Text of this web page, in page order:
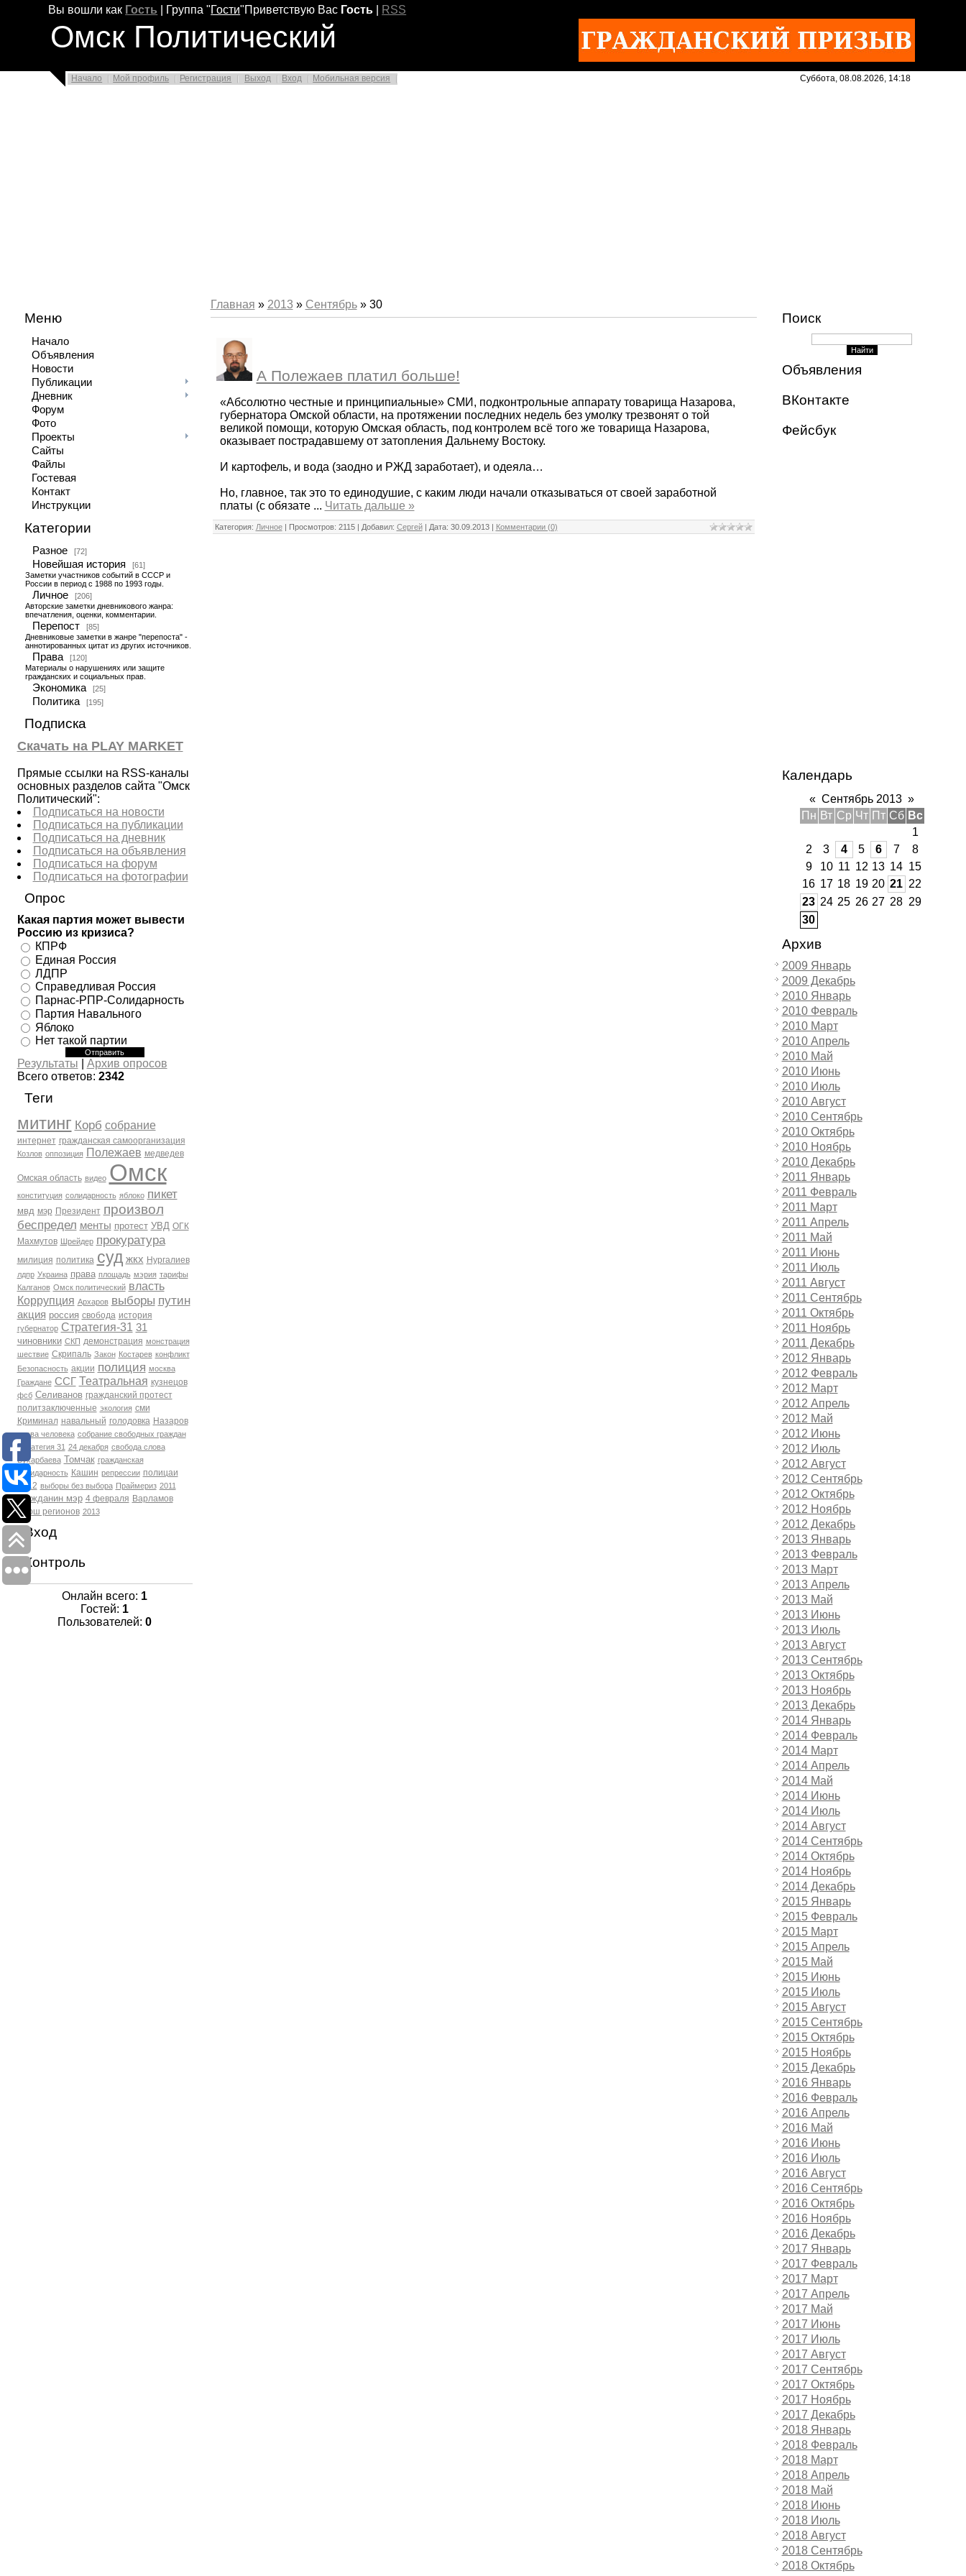
Вы вошли как Гость Группа "Гости"Приветствую Вас Гость RSS
Омск Политический
Начало Мой профиль Регистрация Выход Вход Мобильная версия Суббота, 08.08.2026, 14:18
Меню
Начало
Объявления
Новости
Публикации
Дневник
Форум
Фото
Проекты
Сайты
Файлы
Гостевая
Контакт
Инструкции
Категории
Разное [72]
Новейшая история
[61]
Заметки участников событий в СССР и
России в период с 1988 по 1993 годы.
Личное
[206]
Авторские заметки дневникового жанра:
впечатления, оценки, комментарии.
Перепост
[85]
Дневниковые заметки в жанре "перепоста" -
аннотированных цитат из других источников.
Права
[120]
Материалы о нарушениях или защите
гражданских и социальных прав.
Экономика [25]
Политика [195]
Подписка
Скачать на PLAY MARKET
Прямые ссылки на RSS-каналы
основных разделов сайта "Омск
Политический":
Подписаться на новости
Подписаться на публикации
Подписаться на дневник
Подписаться на объявления
Подписаться на форум
Подписаться на фотографии
Опрос
Какая партия может вывести
Россию из кризиса?
КПРФ
Единая Россия
ЛДПР
Справедливая Россия
Парнас-РПР-Солидарность
Партия Навального
Яблоко
Нет такой партии
Результаты
Архив опросов
Всего ответов: 2342
Теги
митинг Корб собрание
интернет гражданская самоорганизация
Козлов оппозиция Полежаев медведев
Омская область видео Омск
конституция солидарность яблоко пикет
мвд мэр Президент произвол
беспредел менты протест УВД ОГК
Махмутов Шрейдер прокуратура
милиция политика суд жкх Нургалиев
лдпр Украина права площадь мэрия тарифы
Калганов Омск политический власть
Коррупция Архаров выборы путин
акция россия свобода история
губернатор Стратегия-31 31
чиновники СКП демонстрация монстрация
шествие Скрипаль Закон Костарев конфликт
Безопасность акции полиция москва
Граждане ССГ Театральная кузнецов
фсб Селиванов гражданский протест
политзаключенные экология сми
Криминал навальный голодовка Назаров
права человека собрание свободных граждан
Стратегия 31 24 декабря свобода слова
Бухарбаева Томчак гражданская
солидарность Кашин репрессии полицаи
2012 выборы без выбора Праймериз 2011
гражданин мэр 4 февраля Варламов
марш регионов 2013
Вход
Контроль
Онлайн всего: 1
Гостей: 1
Пользователей: 0
Главная » 2013 » Сентябрь » 30
А Полежаев платил больше!
«Абсолютно честные и принципиальные» СМИ, подконтрольные аппарату товарища Назарова,
губернатора Омской области, на протяжении последних недель без умолку трезвонят о той
великой помощи, которую Омская область, под контролем всё того же товарища Назарова,
оказывает пострадавшему от затопления Дальнему Востоку.
И картофель, и вода (заодно и РЖД заработает), и одеяла…
Но, главное, так это то единодушие, с каким люди начали отказываться от своей заработной
платы (с обязате ... Читать дальше »
Категория: Личное| Просмотров: 2115 | Добавил: Сергей| Дата: 30.09.2013| Комментарии (0)
Поиск
Объявления
ВКонтакте
Фейсбук
Календарь
« Сентябрь 2013 »
Пн Вт Ср Чт Пт Сб Вс
1
2
3 4 5 6 7
8
9
10 11 12 13 14 15
16 17 18 19 20 21 22
23 24 25 26 27 28 29
30
Архив
2009 Январь
2009 Декабрь
2010 Январь
2010 Февраль
2010 Март
2010 Апрель
2010 Май
2010 Июнь
2010 Июль
2010 Август
2010 Сентябрь
2010 Октябрь
2010 Ноябрь
2010 Декабрь
2011 Январь
2011 Февраль
2011 Март
2011 Апрель
2011 Май
2011 Июнь
2011 Июль
2011 Август
2011 Сентябрь
2011 Октябрь
2011 Ноябрь
2011 Декабрь
2012 Январь
2012 Февраль
2012 Март
2012 Апрель
2012 Май
2012 Июнь
2012 Июль
2012 Август
2012 Сентябрь
2012 Октябрь
2012 Ноябрь
2012 Декабрь
2013 Январь
2013 Февраль
2013 Март
2013 Апрель
2013 Май
2013 Июнь
2013 Июль
2013 Август
2013 Сентябрь
2013 Октябрь
2013 Ноябрь
2013 Декабрь
2014 Январь
2014 Февраль
2014 Март
2014 Апрель
2014 Май
2014 Июнь
2014 Июль
2014 Август
2014 Сентябрь
2014 Октябрь
2014 Ноябрь
2014 Декабрь
2015 Январь
2015 Февраль
2015 Март
2015 Апрель
2015 Май
2015 Июнь
2015 Июль
2015 Август
2015 Сентябрь
2015 Октябрь
2015 Ноябрь
2015 Декабрь
2016 Январь
2016 Февраль
2016 Апрель
2016 Май
2016 Июнь
2016 Июль
2016 Август
2016 Сентябрь
2016 Октябрь
2016 Ноябрь
2016 Декабрь
2017 Январь
2017 Февраль
2017 Март
2017 Апрель
2017 Май
2017 Июнь
2017 Июль
2017 Август
2017 Сентябрь
2017 Октябрь
2017 Ноябрь
2017 Декабрь
2018 Январь
2018 Февраль
2018 Март
2018 Апрель
2018 Май
2018 Июнь
2018 Июль
2018 Август
2018 Сентябрь
2018 Октябрь